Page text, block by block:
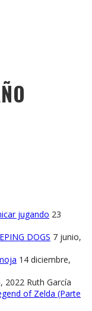
jugando 23
DOGS 7 junio,
14 diciembre,
2022 Ruth García
of Zelda (Parte